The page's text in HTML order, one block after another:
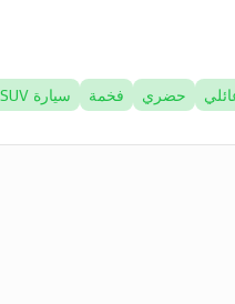
حضري فخمة سيارة SUV